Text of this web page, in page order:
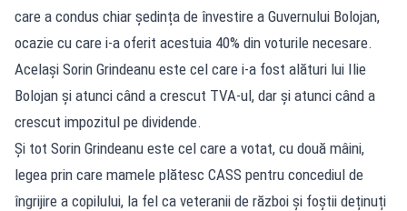
care a condus chiar ședința de învestire a Guvernului Bolojan,
ocazie cu care i-a oferit acestuia 40% din voturile necesare.
Același Sorin Grindeanu este cel care i-a fost alături lui Ilie
Bolojan și atunci când a crescut TVA-ul, dar și atunci când a
crescut impozitul pe dividende.
Și tot Sorin Grindeanu este cel care a votat, cu două mâini,
legea prin care mamele plătesc CASS pentru concediul de
îngrijire a copilului, la fel ca veteranii de război și foștii deținuți